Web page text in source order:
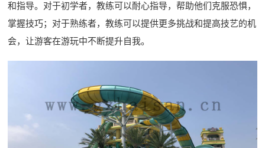
和指导。对于初学者，教练可以耐心指导，帮助他们克服恐惧，
掌握技巧；对于熟练者，教练可以提供更多挑战和提高技艺的机
会，让游客在游玩中不断提升自我。